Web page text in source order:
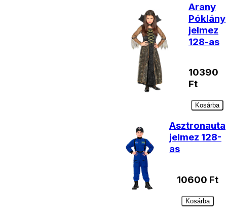
Arany
Póklány
jelmez
128-as
10390
Ft
Kosárba
Asztronauta
jelmez 128-
as
10600 Ft
Kosárba